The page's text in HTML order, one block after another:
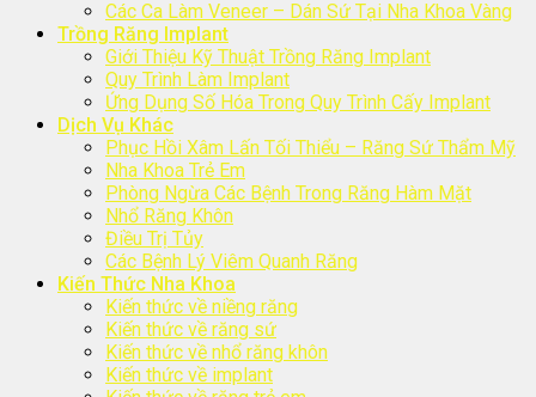
Các Ca Làm Veneer – Dán Sứ Tại Nha Khoa Vàng
Trồng Răng Implant
Giới Thiệu Kỹ Thuật Trồng Răng Implant
Quy Trình Làm Implant
Ứng Dụng Số Hóa Trong Quy Trình Cấy Implant
Dịch Vụ Khác
Phục Hồi Xâm Lấn Tối Thiểu – Răng Sứ Thẩm Mỹ
Nha Khoa Trẻ Em
Phòng Ngừa Các Bệnh Trong Răng Hàm Mặt
Nhổ Răng Khôn
Điều Trị Tủy
Các Bệnh Lý Viêm Quanh Răng
Kiến Thức Nha Khoa
Kiến thức về niềng răng
Kiến thức về răng sứ
Kiến thức về nhổ răng khôn
Kiến thức về implant